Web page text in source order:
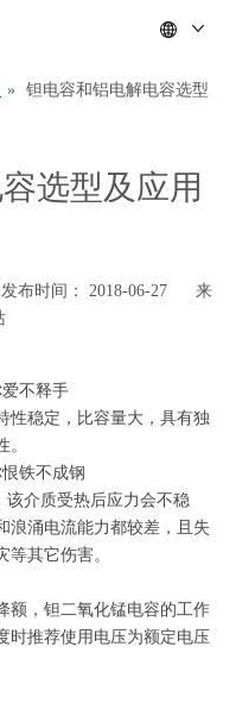
»
钽电容和铝电解电容选型
选型及应用
布时间： 2018-06-27 来
不释手
稳定，比容量大，具有独
铁不成钢
该介质受热后应力会不稳
浪涌电流能力都较差，且失
其它伤害。
，钽二氧化锰电容的工作
时推荐使用电压为额定电压